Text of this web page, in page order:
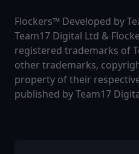
Flockers™ Developed by
Team17 Digital Ltd &
registered trademarks of
other trademarks‚
property of their
published by Team17